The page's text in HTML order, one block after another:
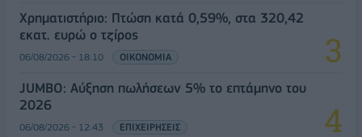
Χρηματιστήριο: Πτώση κατά 0,59%, στα 320,42
εκατ. ευρώ ο τζίρος
06/08/2026 - 18:10 ΟΙΚΟΝΟΜΙΑ
JUMBO: Αύξηση πωλήσεων 5% το επτάμηνο του
2026
06/08/2026 - 12:43 ΕΠΙΧΕΙΡΗΣΕΙΣ